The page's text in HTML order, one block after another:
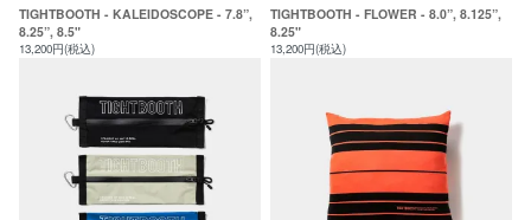
TIGHTBOOTH - KALEIDOSCOPE - 7.8”,
8.25”, 8.5"
13,200円(税込)
TIGHTBOOTH - FLOWER - 8.0”, 8.125”,
8.25"
13,200円(税込)